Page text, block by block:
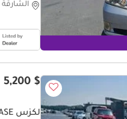
الشارقة
$ 5,200
لكزس ES 350 BASE